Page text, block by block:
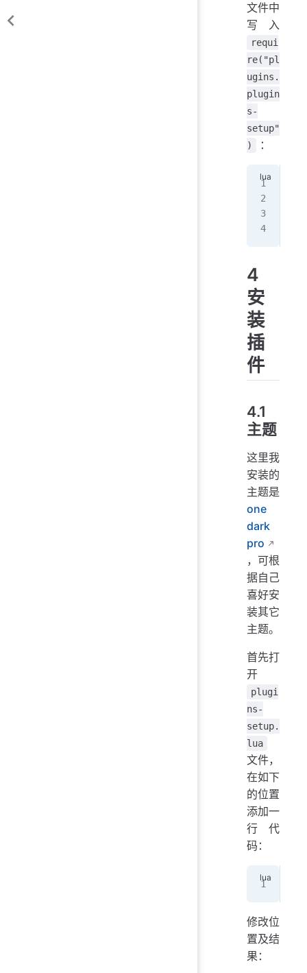
文件中
写入
requi
re("pl
ugins.
plugin
s-
setup"
)
：
4
安
装
插
件
4.1
主题
这里我
安装的
主题是
one
dark
pro
，可根
据自己
喜好安
装其它
主题。
首先打
开
plugi
ns-
setup.
lua
文件，
在如下
的位置
添加一
行代
码：
修改位
置及结
果：